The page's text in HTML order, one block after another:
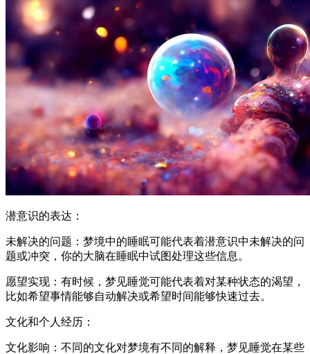
潜意识的表达：
未解决的问题：梦境中的睡眠可能代表着潜意识中未解决的问
题或冲突，你的大脑在睡眠中试图处理这些信息。
愿望实现：有时候，梦见睡觉可能代表着对某种状态的渴望，
比如希望事情能够自动解决或希望时间能够快速过去。
文化和个人经历：
文化影响：不同的文化对梦境有不同的解释，梦见睡觉在某些